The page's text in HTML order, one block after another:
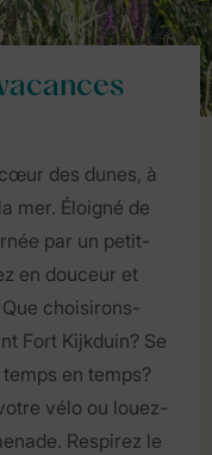
des dunes, à
mer. Éloigné de
par un petit-
en douceur et
choisirons-
Fort Kijkduin? Se
en temps?
vélo ou louez-
Respirez le